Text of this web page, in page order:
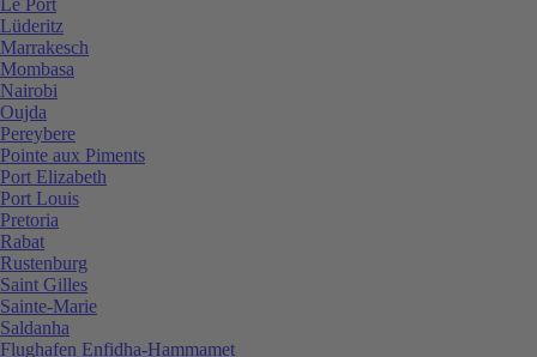
Lüderitz
Marrakesch
Mombasa
Nairobi
Oujda
Pereybere
Pointe aux Piments
Port Elizabeth
Port Louis
Pretoria
Rabat
Rustenburg
Saint Gilles
Sainte-Marie
Saldanha
Flughafen Enfidha-Hammamet